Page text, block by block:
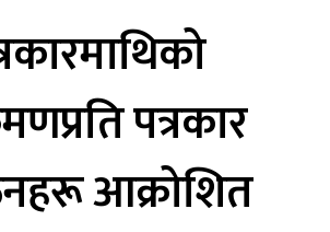
पत्रकार
आक्रोशित